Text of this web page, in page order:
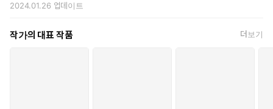
좋은 걸 공유하고, 좋은 얘기만 하다가 잠이 든 줄도 모르고 잠에
그 마음은, 그 시절은, 턴테이블은 다 어디로 갔나 싶었다.
2024.01.26 업데이트
작가의 대표 작품 더보기